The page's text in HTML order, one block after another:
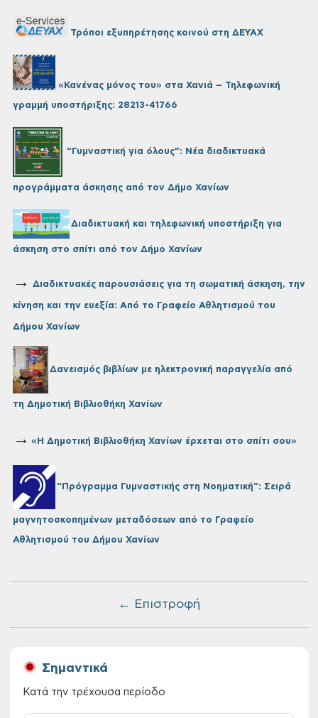
← Επιστροφή
Τρόποι εξυπηρέτησης κοινού στη ΔΕΥΑΧ
«Κανένας μόνος του» στα Χανιά – Τηλεφωνική
γραμμή υποστήριξης: 28213-41766
“Γυμναστική για όλους”: Νέα διαδικτυακά
προγράμματα άσκησης από τον Δήμο Χανίων
Διαδικτυακή και τηλεφωνική υποστήριξη για
άσκηση στο σπίτι από τον Δήμο Χανίων
→ Διαδικτυακές παρουσιάσεις για τη σωματική άσκηση, την
κίνηση και την ευεξία: Από το Γραφείο Αθλητισμού του
Δήμου Χανίων
Δανεισμός βιβλίων με ηλεκτρονική παραγγελία από
τη Δημοτική Βιβλιοθήκη Χανίων
→ «Η Δημοτική Βιβλιοθήκη Χανίων έρχεται στο σπίτι σου»
“Πρόγραμμα Γυμναστικής στη Νοηματική”: Σειρά
μαγνητοσκοπημένων μεταδόσεων από το Γραφείο
Αθλητισμού του Δήμου Χανίων
Σημαντικά
Κατά την τρέχουσα περίοδο